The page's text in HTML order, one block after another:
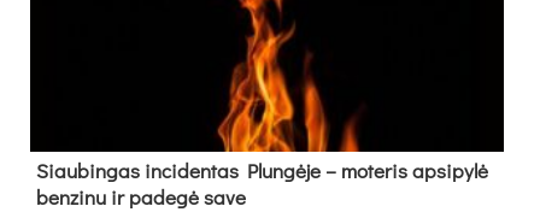
Siau­bin­gas in­ci­den­tas Plun­gė­je – mo­te­ris ap­si­py­lė
ben­zi­nu ir pa­de­gė sa­ve